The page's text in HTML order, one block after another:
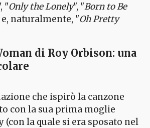
"Only the Lonely", "Born to Be
naturalmente, "Oh Pretty
di Roy Orbison: una
che ispirò la canzone
con la sua prima moglie
(con la quale si era sposato nel